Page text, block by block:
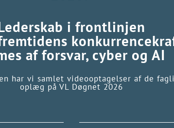
i frontlinjen
af forsvar, cyber og AI
har vi samlet videooptagelser af de
oplæg på VL Døgnet 2026